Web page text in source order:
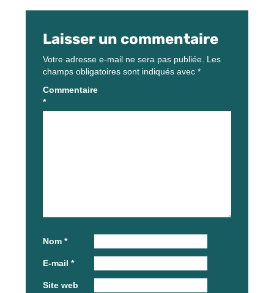
Laisser un commentaire
Votre adresse e-mail ne sera pas publiée. Les
champs obligatoires sont indiqués avec *
Commentaire
*
Nom *
E-mail *
Site web